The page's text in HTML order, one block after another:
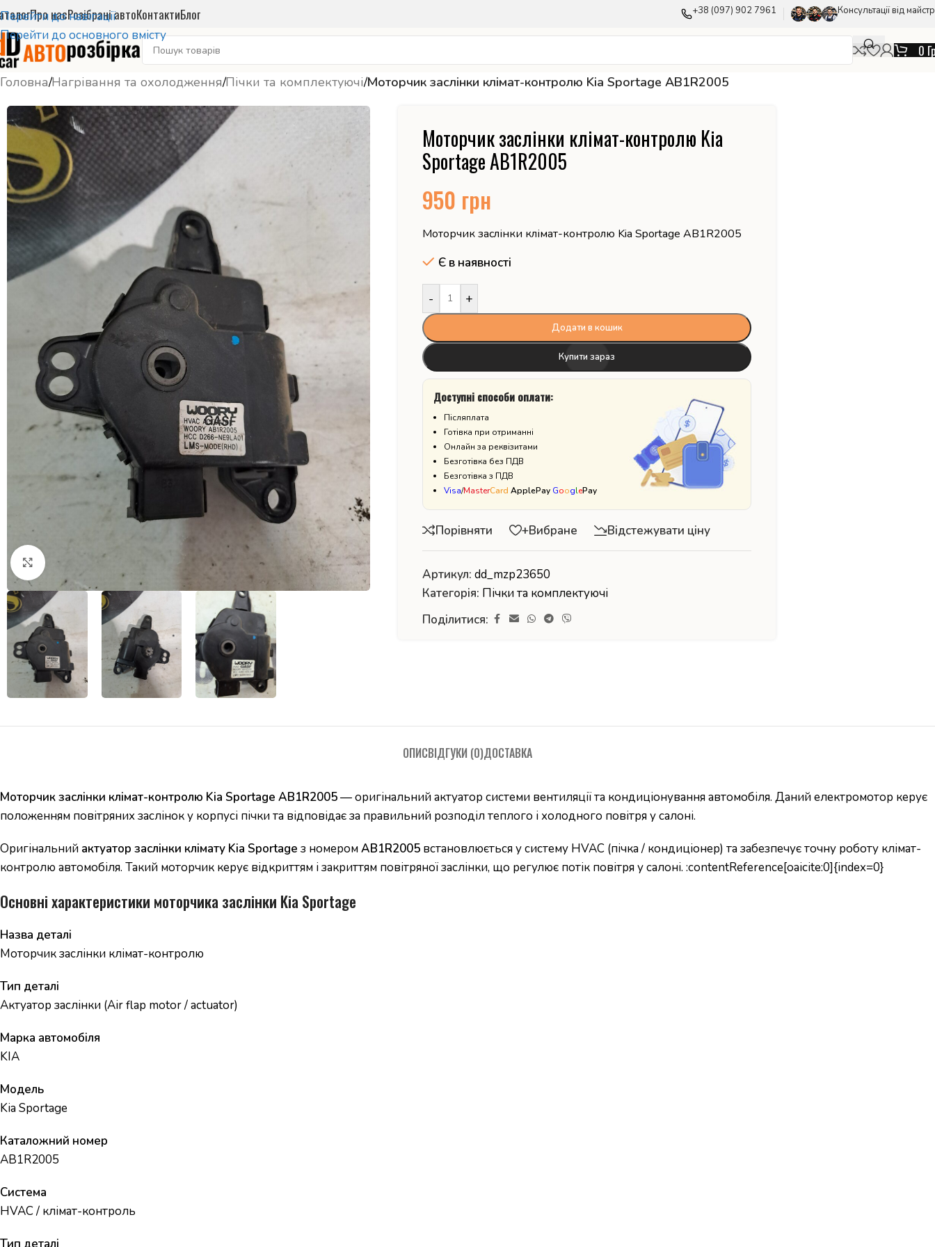
Перейти до навігації
Перейти до основного вмісту
Про насРозібрані автоКонтактиБлог +38 (097) 902 7961 Консультації від
0
Головна/Нагрівання та охолодження/Пічки та комплектуючі/Моторчик заслінки клімат-контролю Kia Sportage AB1R2005
Натисніть, щоб збільшити
Моторчик заслінки клімат-контролю Kia
Sportage AB1R2005
950 грн
Моторчик заслінки клімат-контролю Kia Sportage AB1R2005
Є в наявності
- +
Додати в кошик
Купити зараз
Доступні способи оплати:
Післяплата
Готівка при отриманні
Онлайн за реквізитами
Безготівка без ПДВ
Безготівка з ПДВ
Visa/MasterCard ApplePay GooglePay
Порівняти +Вибране Відстежувати ціну
Артикул:dd_mzp23650
Категорія: Пічки та комплектуючі
Поділитися:
ОПИСВІДГУКИ (0)ДОСТАВКА
Моторчик заслінки клімат-контролю Kia Sportage AB1R2005— оригінальний актуатор системи вентиляції та кондиціонування автомобіля. Даний електромотор керує
положенням повітряних заслінок у корпусі пічки та відповідає за правильний розподіл теплого і холодного повітря у салоні.
Оригінальний актуатор заслінки клімату Kia Sportage з номеромAB1R2005 встановлюється у систему HVAC (пічка / кондиціонер) та забезпечує точну роботу клімат-
контролю автомобіля. Такий моторчик керує відкриттям і закриттям повітряної заслінки, що регулює потік повітря у салоні. :contentReference[oaicite:0]{index=0}
Основні характеристики моторчика заслінки Kia Sportage
Назва деталі
Моторчик заслінки клімат-контролю
Тип деталі
Актуатор заслінки (Air flap motor / actuator)
Марка автомобіля
KIA
Модель
Kia Sportage
Каталожний номер
AB1R2005
Система
HVAC / клімат-контроль
Тип деталі